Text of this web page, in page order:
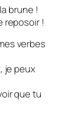
brune !
reposoir !
verbes
je peux
que tu